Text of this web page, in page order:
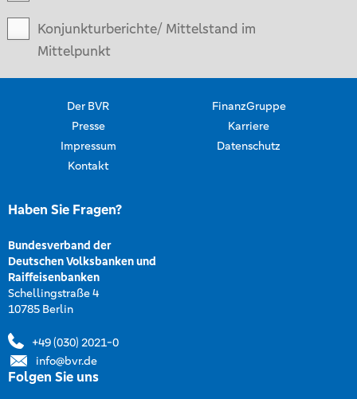
Konjunkturberichte/ Mittelstand im
Mittelpunkt
Der BVR
FinanzGruppe
Presse
Karriere
Impressum
Datenschutz
Kontakt
Haben Sie Fragen?
Bundesverband der
Deutschen Volksbanken und
Raiffeisenbanken
Schellingstraße 4
10785 Berlin
+49 (030) 2021-0
info@bvr.de
Folgen Sie uns